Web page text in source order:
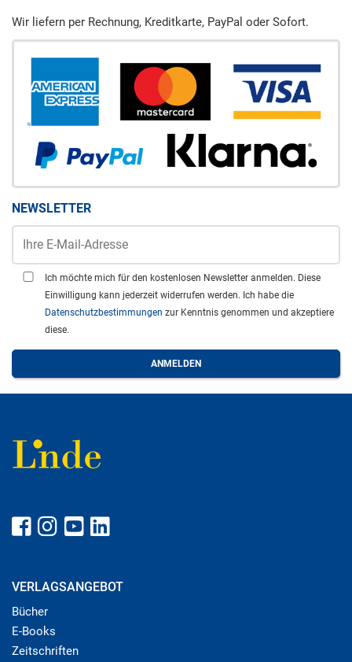
Wir liefern per Rechnung, Kreditkarte, PayPal oder Sofort.
NEWSLETTER
Ich möchte mich für den kostenlosen Newsletter anmelden. Diese
Einwilligung kann jederzeit widerrufen werden. Ich habe die
Datenschutzbestimmungen zur Kenntnis genommen und akzeptiere
diese.
VERLAGSANGEBOT
Bücher
E-Books
Zeitschriften